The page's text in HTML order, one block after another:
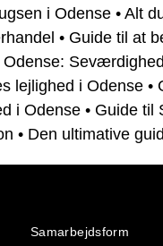
i Odense • Alt
• Guide til at
Odense:
lejlighed i Odense •
i Odense • Guide til
• Den ultimative
Samarbejdsform